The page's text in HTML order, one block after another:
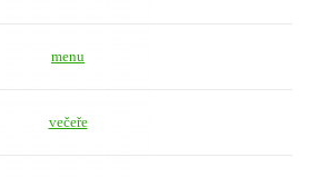
menu
večeře